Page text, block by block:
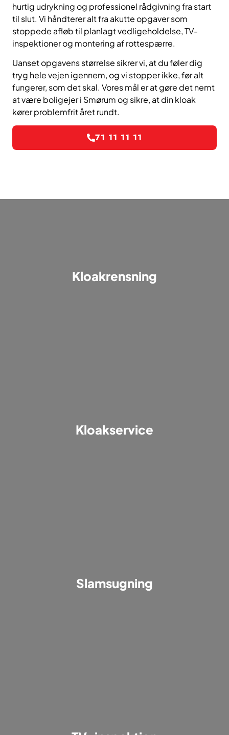
hurtig udrykning og professionel rådgivning fra start
til slut. Vi håndterer alt fra akutte opgaver som
stoppede afløb til planlagt vedligeholdelse, TV-
inspektioner og montering af rottespærre.
Uanset opgavens størrelse sikrer vi, at du føler dig
tryg hele vejen igennem, og vi stopper ikke, før alt
fungerer, som det skal. Vores mål er at gøre det nemt
at være boligejer i Smørum og sikre, at din kloak
kører problemfrit året rundt.
71 11 11 11
Kloakrensning
Kloakservice
Slamsugning